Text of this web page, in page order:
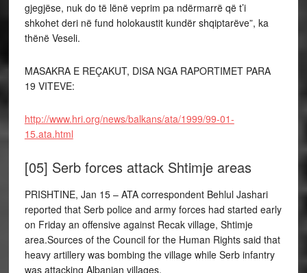
gjegjëse, nuk do të lënë veprim pa ndërmarrë që t’i
shkohet deri në fund holokaustit kundër shqiptarëve”, ka
thënë Veseli.
MASAKRA E REÇAKUT, DISA NGA RAPORTIMET PARA
19 VITEVE:
http://www.hri.org/news/balkans/ata/1999/99-01-
15.ata.html
[05] Serb forces attack Shtimje areas
PRISHTINE, Jan 15 – ATA correspondent Behlul Jashari
reported that Serb police and army forces had started early
on Friday an offensive against Recak village, Shtimje
area.Sources of the Council for the Human Rights said that
heavy artillery was bombing the village while Serb infantry
was attacking Albanian villages.